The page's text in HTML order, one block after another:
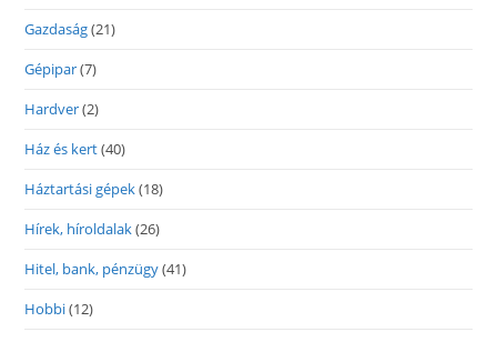
Gazdaság(21)
Gépipar(7)
Hardver(2)
Ház és kert(40)
Háztartási gépek(18)
Hírek, híroldalak(26)
Hitel, bank, pénzügy(41)
Hobbi(12)